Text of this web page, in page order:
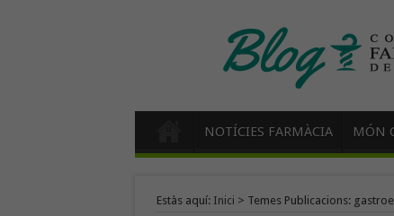
NOTÍCIES FARMÀCIA MÓN
Estàs aquí: Inici > Temes Publicacions: